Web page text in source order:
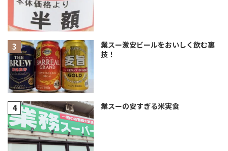
業スー激安ビールをおいしく飲む裏
技！
業スーの安すぎる米実食